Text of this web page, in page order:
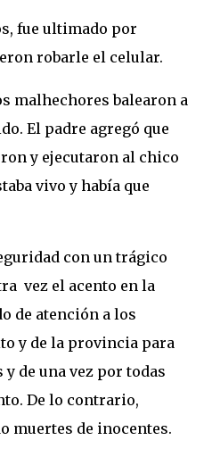
fue ultimado por
robarle el celular.
malhechores balearon a
El padre agregó que
y ejecutaron al chico
vivo y había que
con un trágico
vez el acento en la
de atención a los
y de la provincia para
de una vez por todas
De lo contrario,
muertes de inocentes.